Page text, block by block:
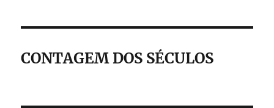
CONTAGEM DOS SÉCULOS